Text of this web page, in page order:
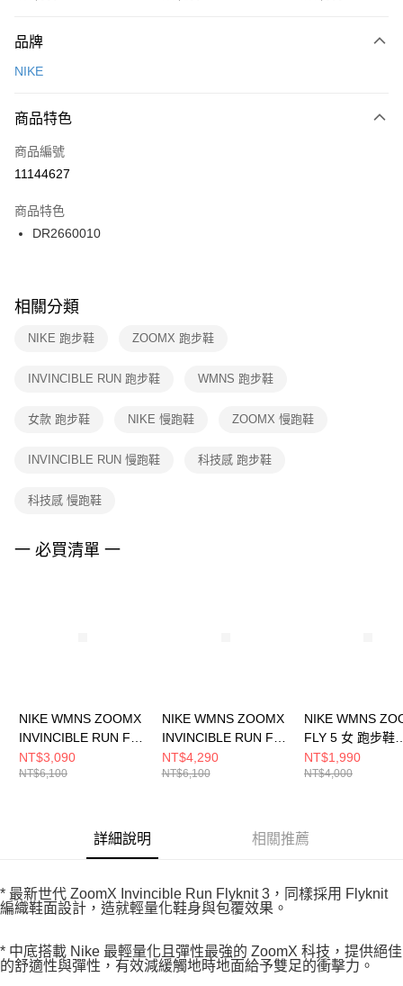
台灣樂天信用卡公司
【關於「AFTEE先享後付」】
便利好安心！
３．安心：先確認商品／服務後，再付款。
【「AFTEE先享後付」結帳流程】
１．於結帳方式選擇「AFTEE先享後付」後，將跳轉至「AFTEE先享後付」
２．訂單成立數日內，您將收到繳費通知簡訊。
３．收到繳費通知簡訊後14天內，點擊此簡訊中的連結，可透過四大超商／
ATM／網路銀行／等多元方式進行付款，方視為交易完成。
※ 交易是否成功請以「AFTEE先享後付 」之結帳頁面顯示為準，若有關於
是否繳費成功／繳費後需取消欲退款等相關疑問，請聯繫「AFTEE先享後付
客戶支援中心」
https://netprotections.freshdesk.com/support/home
１．透過由恩沛科技股份有限公司提供之「AFTEE先享後付」服務完成之交
權轉讓予恩沛科技股份有限公司。
３．未成年的使用者請事先徵得法定代理人或監護人之同意方可使用
任。
請求用戶進行身份認證。
５．嚴禁一人註冊多個帳號或使用他人資訊註冊。若發現惡意使用之情形，
運送方式
每筆NT$100，滿NT$1,500(含以上)免運費
宅配
每筆NT$100，滿NT$1,500(含以上)免運費
付款後門市自取
每筆NT$100，滿NT$1,500(含以上)免運費
品牌
NIKE
商品特色
商品編號
11144627
商品特色
DR2660010
相關分類
NIKE 跑步鞋 ZOOMX 跑步鞋
INVINCIBLE RUN 跑步鞋 WMNS 跑步鞋
女款 跑步鞋 NIKE 慢跑鞋 ZOOMX 慢跑鞋
INVINCIBLE RUN 慢跑鞋 科技感 跑步鞋
科技感 慢跑鞋
一 必買清單 一
NIKE WMNS ZOOMX
INVINCIBLE RUN FK
3 女 跑步鞋
DR2660007
NT$3,090
NT$6,100
NIKE WMNS ZOOMX
INVINCIBLE RUN FK
3 女 跑步鞋
DR2660107
NT$4,290
NT$6,100
NIKE WMNS
FLY 5 女 跑步鞋
DM8974001
NT$1,990
NT$4,000
詳細說明 相關推薦
* 最新世代 ZoomX Invincible Run Flyknit 3，同樣採用 Flyknit
編織鞋面設計，造就輕量化鞋身與包覆效果。
* 中底搭載 Nike 最輕量化且彈性最強的 ZoomX 科技，提供絕佳
的舒適性與彈性，有效減緩觸地時地面給予雙足的衝擊力。